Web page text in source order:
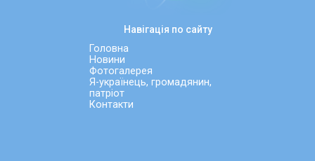
Навігація по сайту
Головна
Новини
Фотогалерея
Я-українець, громадянин,
патріот
Контакти